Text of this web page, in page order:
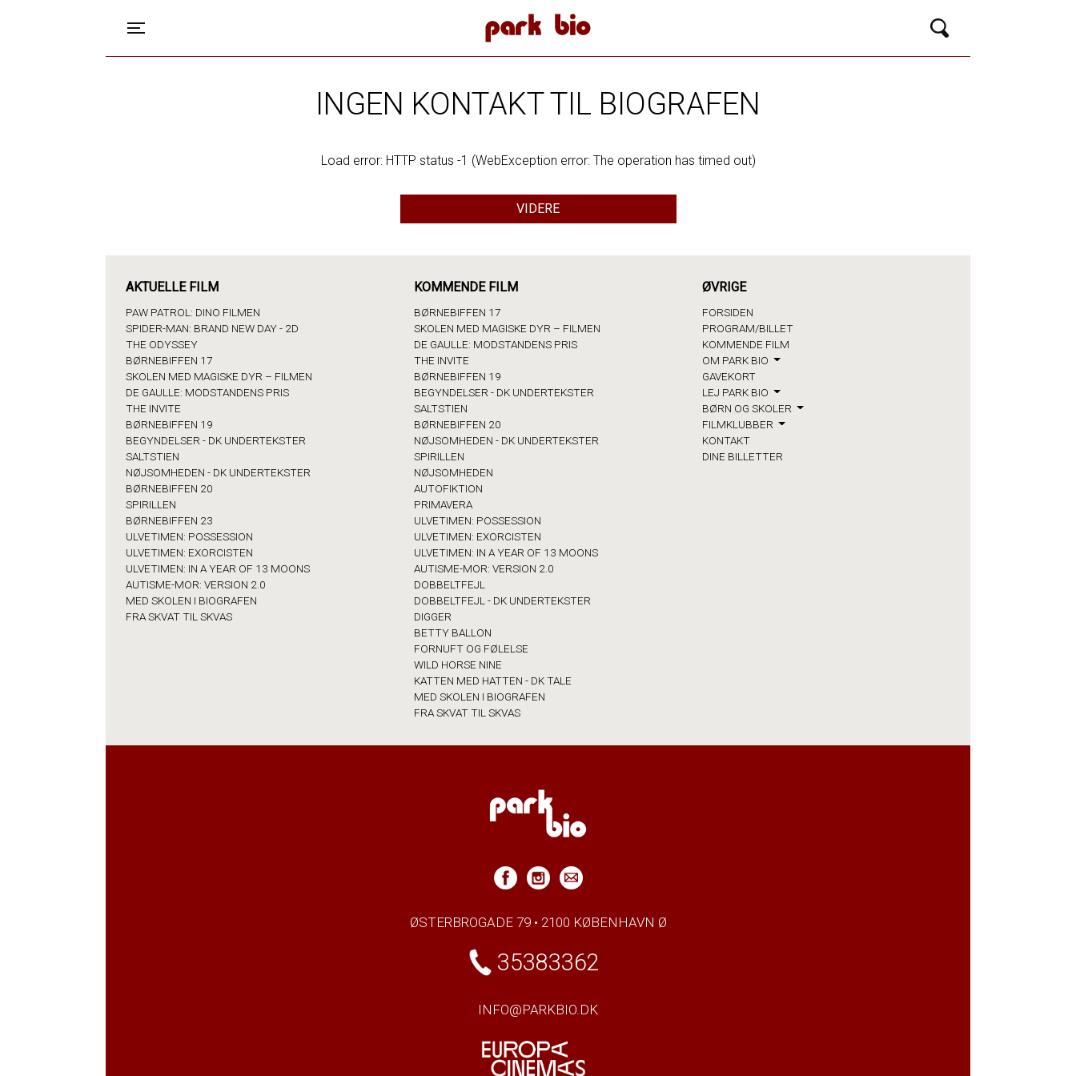
INGEN KONTAKT TIL BIOGRAFEN
Load error: HTTP status -1 (WebException error: The operation has timed out)
VIDERE
AKTUELLE FILM
PAW PATROL: DINO FILMEN
SPIDER-MAN: BRAND NEW DAY - 2D
THE ODYSSEY
BØRNEBIFFEN 17
SKOLEN MED MAGISKE DYR – FILMEN
DE GAULLE: MODSTANDENS PRIS
THE INVITE
BØRNEBIFFEN 19
BEGYNDELSER - DK UNDERTEKSTER
SALTSTIEN
NØJSOMHEDEN - DK UNDERTEKSTER
BØRNEBIFFEN 20
SPIRILLEN
BØRNEBIFFEN 23
ULVETIMEN: POSSESSION
ULVETIMEN: EXORCISTEN
ULVETIMEN: IN A YEAR OF 13 MOONS
AUTISME-MOR: VERSION 2.0
MED SKOLEN I BIOGRAFEN
FRA SKVAT TIL SKVAS
KOMMENDE FILM
BØRNEBIFFEN 17
SKOLEN MED MAGISKE DYR – FILMEN
DE GAULLE: MODSTANDENS PRIS
THE INVITE
BØRNEBIFFEN 19
BEGYNDELSER - DK UNDERTEKSTER
SALTSTIEN
BØRNEBIFFEN 20
NØJSOMHEDEN - DK UNDERTEKSTER
SPIRILLEN
NØJSOMHEDEN
AUTOFIKTION
PRIMAVERA
ULVETIMEN: POSSESSION
ULVETIMEN: EXORCISTEN
ULVETIMEN: IN A YEAR OF 13 MOONS
AUTISME-MOR: VERSION 2.0
DOBBELTFEJL
DOBBELTFEJL - DK UNDERTEKSTER
DIGGER
BETTY BALLON
FORNUFT OG FØLELSE
WILD HORSE NINE
KATTEN MED HATTEN - DK TALE
MED SKOLEN I BIOGRAFEN
FRA SKVAT TIL SKVAS
ØVRIGE
FORSIDEN
PROGRAM/BILLET
KOMMENDE FILM
OM PARK BIO
GAVEKORT
LEJ PARK BIO
BØRN OG SKOLER
FILMKLUBBER
KONTAKT
DINE BILLETTER
ØSTERBROGADE 79 • 2100 KØBENHAVN Ø
35383362
INFO@PARKBIO.DK